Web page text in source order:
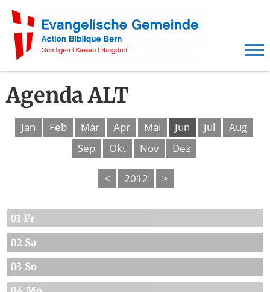
Agenda ALT
Jan Feb Mär Apr Mai Jun Jul
Aug
Sep
Okt Nov Dez
< 2012 >
01 Fr
02 Sa
03 So